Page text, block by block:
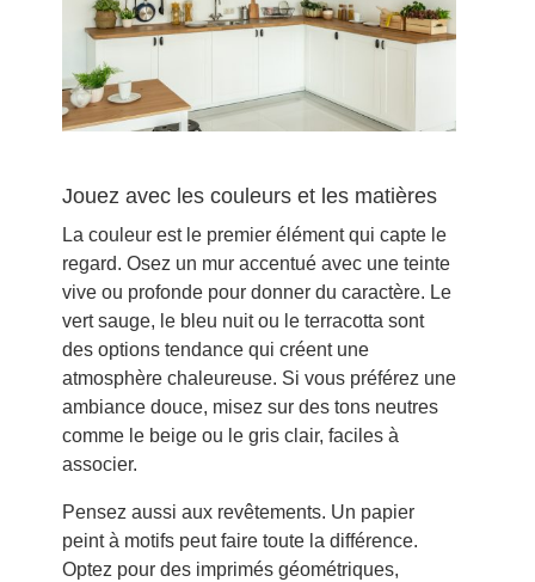
Jouez avec les couleurs et les matières
La couleur est le premier élément qui capte le
regard. Osez un mur accentué avec une teinte
vive ou profonde pour donner du caractère. Le
vert sauge, le bleu nuit ou le terracotta sont
des options tendance qui créent une
atmosphère chaleureuse. Si vous préférez une
ambiance douce, misez sur des tons neutres
comme le beige ou le gris clair, faciles à
associer.
Pensez aussi aux revêtements. Un papier
peint à motifs peut faire toute la différence.
Optez pour des imprimés géométriques,